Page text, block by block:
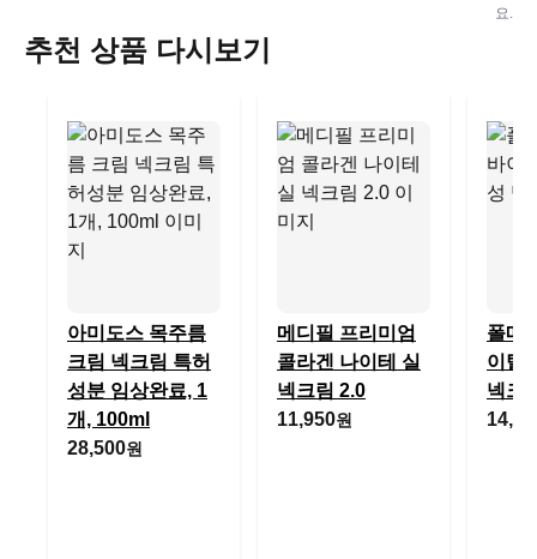
요.
추천 상품 다시보기
아미도스 목주름
크림 넥크림 특허
성분 임상완료, 1
개, 100ml
28,500원
메디필 프리미엄
콜라겐 나이테 실
넥크림 2.0
11,950원
폴메
이탈
넥크